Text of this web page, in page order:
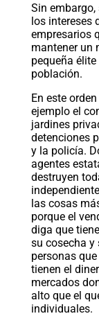
Sin embargo,
los intereses
empresarios
mantener un
pequeña
población.
En este
ejemplo el
jardines
detenciones
y la policía.
agentes
destruyen
las cosas
porque el
diga que
su cosecha y
personas
tienen el
mercados
alto que el
individuales.